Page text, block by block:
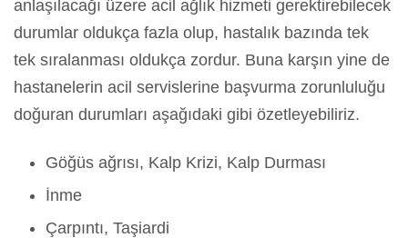
anlaşılacağı üzere acil ağlık hizmeti gerektirebilecek
durumlar oldukça fazla olup, hastalık bazında tek
tek sıralanması oldukça zordur. Buna karşın yine de
hastanelerin acil servislerine başvurma zorunluluğu
doğuran durumları aşağıdaki gibi özetleyebiliriz.
Göğüs ağrısı, Kalp Krizi, Kalp Durması
İnme
Çarpıntı, Taşiardi